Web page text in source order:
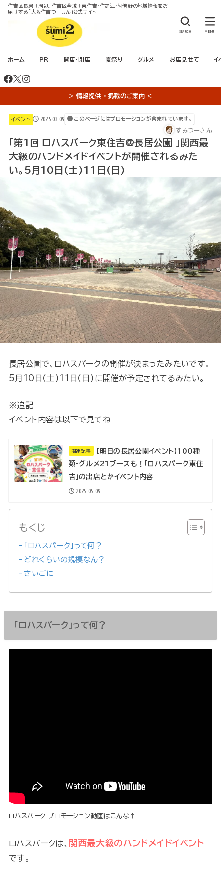
住吉区長居＋周辺。住吉区全域＋東住吉・住之江・阿倍野の地域情報をお
届けする「大阪住吉つーしん」公式サイト
ホーム PR 開店・閉店 夏祭り グルメ お店見せて イ
SEARCH MENU
＞ 情報提供 ・ 掲載のご案内 ＜
イベント 2025.03.09 このページにはプロモーションが含まれています。
すみつーさん
「第1回 ロハスパーク東住吉@長居公園 」関西最
大級のハンドメイドイベントが開催されるみた
い。5月10日(土)11日(日)
長居公園で、ロハスパークの開催が決まったみたいです。
5月10日(土)11日(日)に開催が予定されてるみたい。
※追記
イベント内容は以下で見てね
関連記事
【明日の長居公園イベント】100種
類・グルメ21ブースも！「ロハスパーク東住
吉」の出店とかイベント内容
2025.05.09
もくじ
「ロハスパーク」って何？
どれくらいの規模なん？
さいごに
「ロハスパーク」って何？
ロハスパーク プロモーション動画はこんな↑
ロハスパークは、 関西最大級のハンドメイドイベント
です。